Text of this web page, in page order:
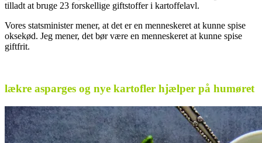
tilladt at bruge 23 forskellige giftstoffer i kartoffelavl.
Vores statsminister mener, at det er en menneskeret at kunne spise
oksekød. Jeg mener, det bør være en menneskeret at kunne spise
giftfrit.
lækre asparges og nye kartofler hjælper på humøret